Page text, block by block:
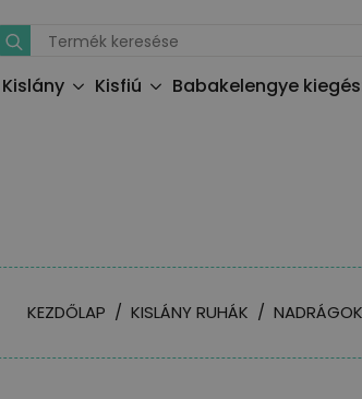
Search
Kislány Kisfiú Babakelengye
KEZDŐLAP KISLÁNY RUHÁK